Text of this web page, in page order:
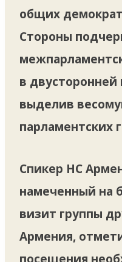
общих
Стороны
в двусторонней
выделив
парламентских
Спикер НС
намеченный на
визит группы
Армения,